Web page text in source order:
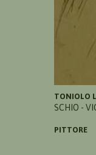
TONIOLO
SCHIO -
PITTORE